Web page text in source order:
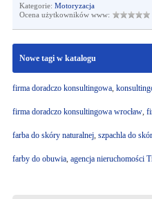
Kategorie: Motoryzacja
Ocena użytkowników www:
Nowe tagi w katalogu
firma doradczo konsultingowa,
firma doradczo konsultingowa wrocław,
farba do skóry naturalnej, szpachla do
farby do obuwia, agencja nieruchomości